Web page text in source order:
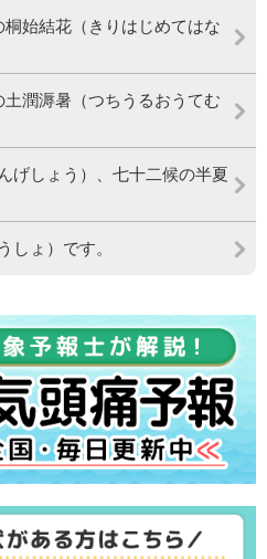
始結花（きりはじめてはな
潤溽暑（つちうるおうてむ
げしょう）、七十二候の半夏
しょ）です。